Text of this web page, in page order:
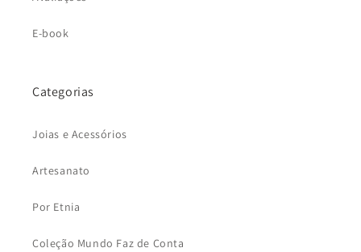
E-book
Categorias
Joias e Acessórios
Artesanato
Por Etnia
Coleção Mundo Faz de Conta